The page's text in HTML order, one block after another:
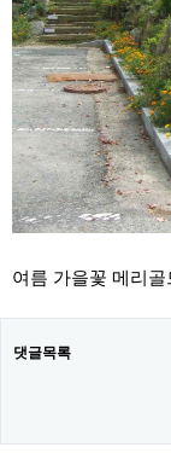
여름 가을꽃 메리골
댓글목록